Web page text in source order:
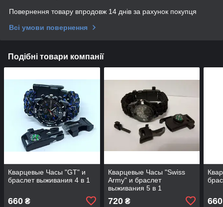
Повернення товару впродовж 14 днів за рахунок покупця
Всі умови повернення
Подібні товари компанії
Кварцевые Часы "GТ" и
браслет выживания 4 в 1
660 ₴
Кварцевые Часы "Swiss
Army" и браслет
выживания 5 в 1
720₴ 660